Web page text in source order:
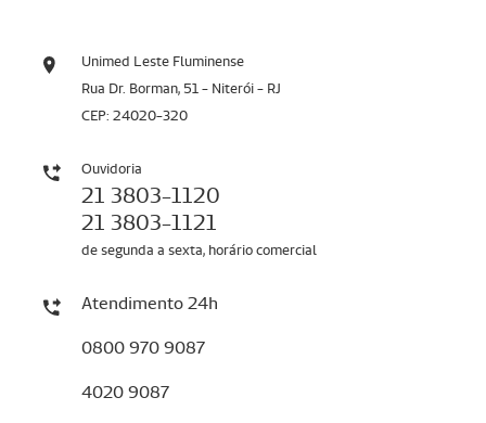
Unimed Leste Fluminense
Rua Dr. Borman, 51 - Niterói - RJ
CEP: 24020-320
Ouvidoria
21 3803-1120
21 3803-1121
de segunda a sexta, horário comercial
Atendimento 24h
0800 970 9087
4020 9087